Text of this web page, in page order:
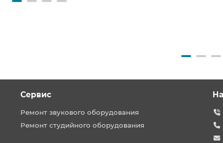
Сервис
Ремонт звукового оборудования
Ремонт студийного оборудования